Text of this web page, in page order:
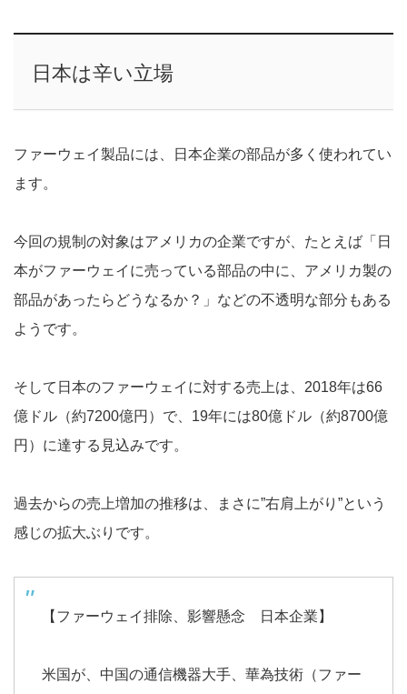
日本は辛い立場
ファーウェイ製品には、日本企業の部品が多く使われてい
ます。
今回の規制の対象はアメリカの企業ですが、たとえば「日
本がファーウェイに売っている部品の中に、アメリカ製の
部品があったらどうなるか？」などの不透明な部分もある
ようです。
そして日本のファーウェイに対する売上は、2018年は66
億ドル（約7200億円）で、19年には80億ドル（約8700億
円）に達する見込みです。
過去からの売上増加の推移は、まさに”右肩上がり”という
感じの拡大ぶりです。
【ファーウェイ排除、影響懸念 日本企業】
米国が、中国の通信機器大手、華為技術（ファー